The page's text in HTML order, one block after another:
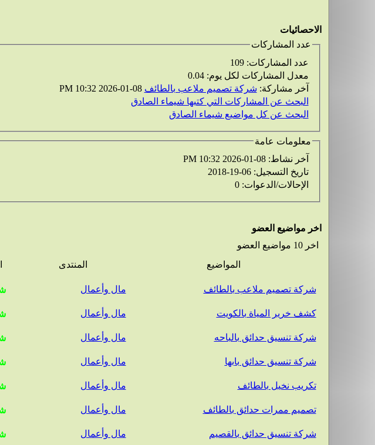
الاحصائيات
عدد المشاركات
عدد المشاركات: 109
معدل المشاركات لكل يوم: 0.04
آخر مشاركة: شركة تصميم ملاعب بالطائف 08-01-2026
10:32 PM
البحث عن المشاركات التي كتبها شيماء الصادق
البحث عن كل مواضيع شيماء الصادق
معلومات عامة
آخر نشاط: 08-01-2026
10:32 PM
تاريخ التسجيل: 06-19-2018
الإحالات/الدعوات: 0
اخر مواضيع العضو
اخر 10 مواضيع العضو
المواضيع
المنتدى
شركة تصميم ملاعب بالطائف مال وأعمال
كشف خرير المياة بالكويت
مال وأعمال
شركة تنسيق حدائق بالباحه
مال وأعمال
شركة تنسيق حدائق بابها
مال وأعمال
تكريب نخيل بالطائف
مال وأعمال
تصميم ممرات حدائق بالطائف
مال وأعمال
شركة تنسيق حدائق بالقصيم
مال وأعمال